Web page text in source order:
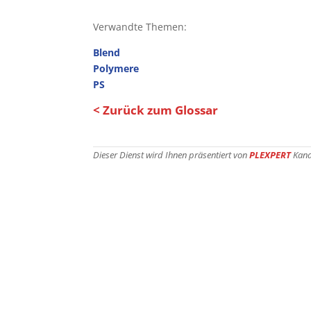
Verwandte Themen:
Blend
Polymere
PS
< Zurück zum Glossar
Dieser Dienst wird Ihnen präsentiert vonPLEXPERT